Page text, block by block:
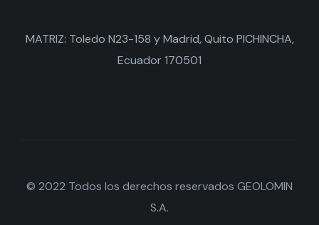
MATRIZ: Toledo N23-158 y Madrid, Quito PICHINCHA,
Ecuador 170501
© 2022 Todos los derechos reservados GEOLOMIN
S.A.